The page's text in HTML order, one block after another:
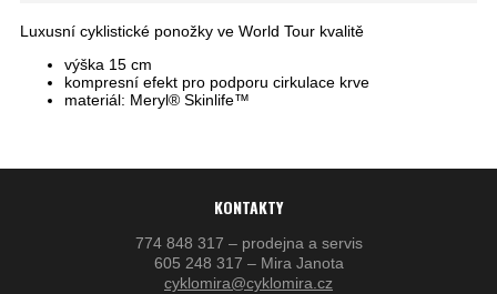
Luxusní cyklistické ponožky ve World Tour kvalitě
výška 15 cm
kompresní efekt pro podporu cirkulace krve
materiál: Meryl® Skinlife™
KONTAKTY
774 848 317 – prodejna a servis
605 248 317 – Mira Janota
cyklomira@cyklomira.cz